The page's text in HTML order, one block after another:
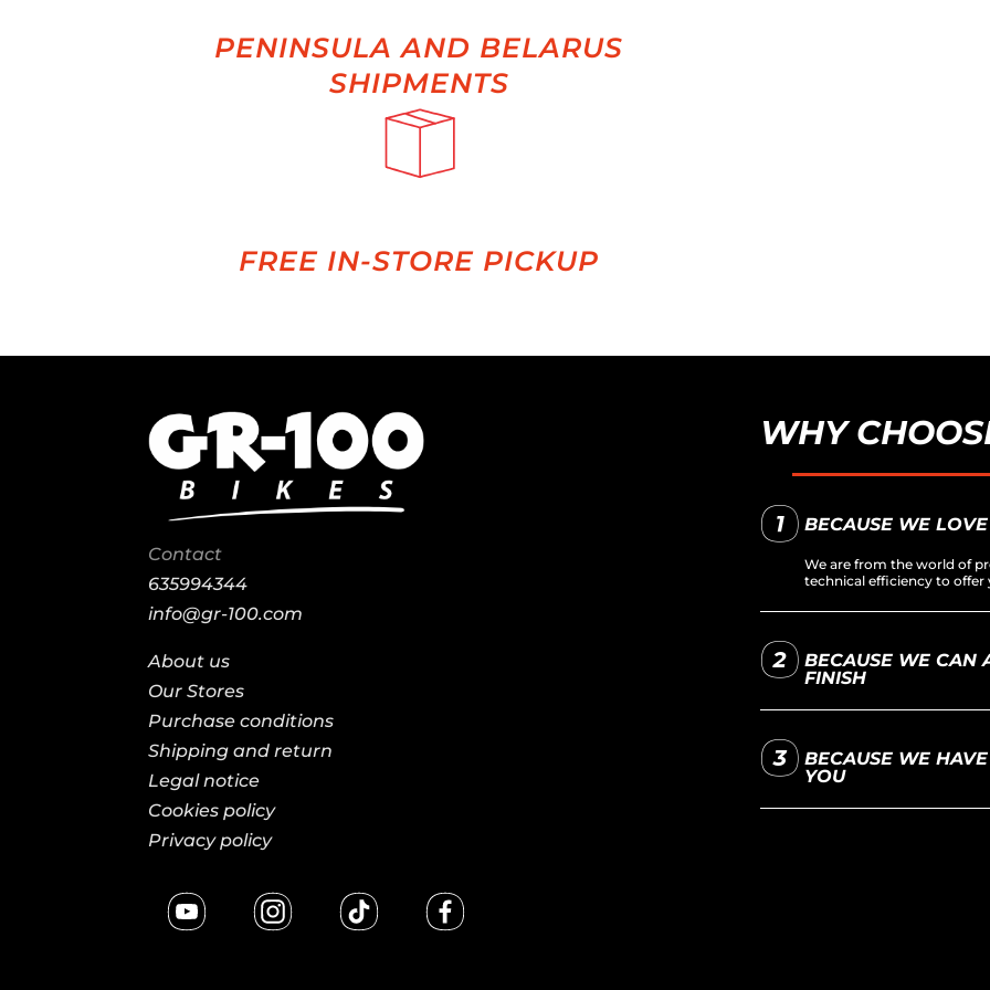
PENINSULA AND BELARUS
SHIPMENTS
FREE IN-STORE PICKUP
Contact
635994344
info@gr-100.com
About us
Our Stores
Purchase conditions
Shipping and return
Legal notice
Cookies policy
Privacy policy
WHY
BECAUSE WE
We are from the world of
technical efficiency to
BECAUSE WE CAN
FINISH
BECAUSE WE
YOU